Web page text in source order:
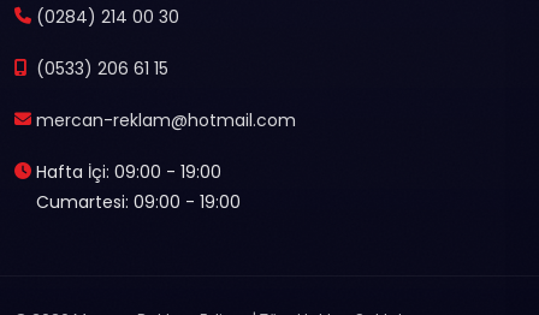
(0284) 214 00 30
(0533) 206 61 15
mercan-reklam@hotmail.com
Hafta İçi: 09:00 - 19:00
Cumartesi: 09:00 - 19:00